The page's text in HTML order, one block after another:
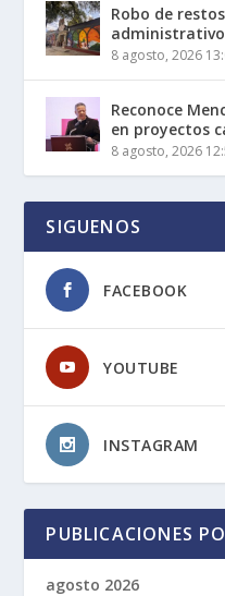
Robo de
8 agosto, 2026
Reconoce
en proyectos
8 agosto, 2026
SIGUENOS
FACEBOOK
YOUTUBE
INSTAGRAM
PUBLICACIONES
agosto 2026